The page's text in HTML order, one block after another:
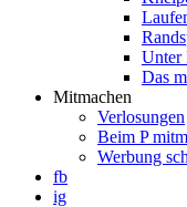
Unter
Das
Mitmachen
Verlosungen
Beim P
Werbung
fb
ig